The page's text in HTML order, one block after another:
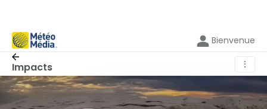
Bienvenue
Impacts ⋮